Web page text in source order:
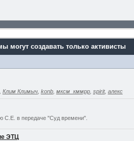
могут создавать только активисты
Клим Климыч, konb, мксм_кммрр, spirit, алекс
С.Е. в передаче "Суд времени".
ЭТЦ